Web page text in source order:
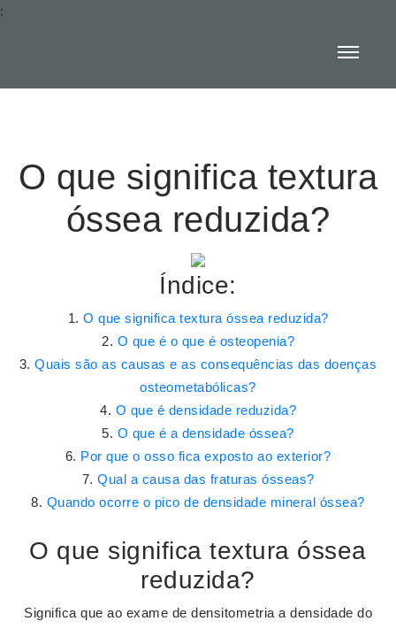
:
O que significa textura
óssea reduzida?
Índice:
O que significa textura óssea reduzida?
O que é o que é osteopenia?
Quais são as causas e as consequências das doenças
osteometabólicas?
O que é densidade reduzida?
O que é a densidade óssea?
Por que o osso fica exposto ao exterior?
Qual a causa das fraturas ósseas?
Quando ocorre o pico de densidade mineral óssea?
O que significa textura óssea
reduzida?
Significa que ao exame de densitometria a densidade do